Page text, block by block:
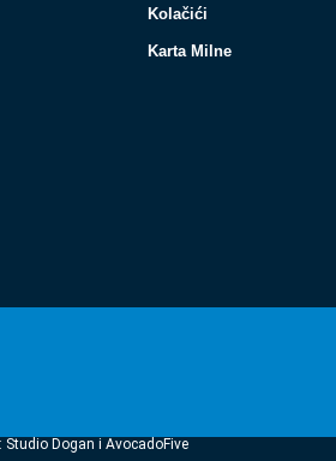
Kolačići
Karta Milne
Dogan i AvocadoFive